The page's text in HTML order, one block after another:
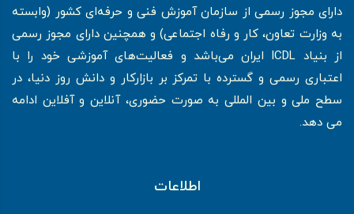
دارای مجوز رسمی از سازمان آموزش فنی و حرفه‌ای کشور (وابسته
به وزارت تعاون، کار و رفاه اجتماعی) و همچنین دارای مجوز رسمی
از بنیاد ICDL ایران می‌باشد و فعالیت‌های آموزشی خود را با
اعتباری رسمی و گسترده با تمرکز بر بازارکار و دانش روز دنیا، در
سطح ملی و بین المللی به صورت حضوری، آنلاین و آفلاین ادامه
می دهد.
اطلاعات